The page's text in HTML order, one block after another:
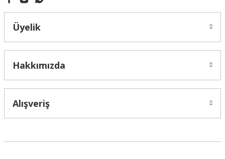
Üyelik
Hakkımızda
Alışveriş